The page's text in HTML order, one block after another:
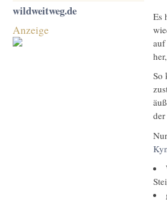
wildweitweg.de
Anzeige
Es
auf
So